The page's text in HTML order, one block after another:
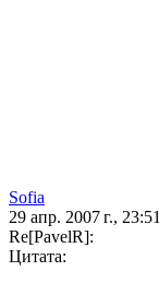
Sofia
29 апр. 2007 г.,
Re[PavelR]:
Цитата: